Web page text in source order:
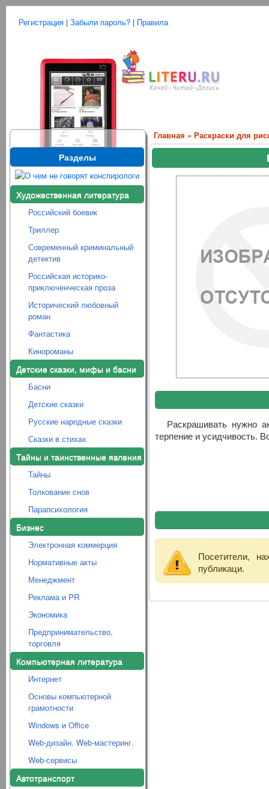
Регистрация | Забыли пароль? | Правила
Разделы
Художественная литература
Российский боевик
Триллер
Современный криминальный
детектив
Российская историко-
приключенческая проза
Исторический любовный
роман
Фантастика
Кинороманы
Детские сказки, мифы и басни
Басни
Детские сказки
Русские народные сказки
Сказки в стихах
Тайны и таинственные явления
Тайны
Толкование снов
Парапсихология
Бизнес
Электронная коммерция
Нормативные акты
Менеджмент
Реклама и PR
Экономика
Предпринимательство,
торговля
Компьютерная литература
Интернет
Основы компьютерной
грамотности
Windows и Office
Web-дизайн. Web-мастеринг.
Web-сервисы
Автотранспорт
Главная » Раскраски для
Раскрашивать нужно
терпение и усидчивость.
Посетители,
публикаци.